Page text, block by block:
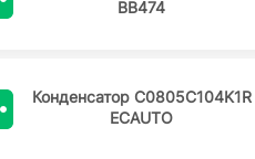
BB474
Конденсатор C0805C104K1R
ECAUTO